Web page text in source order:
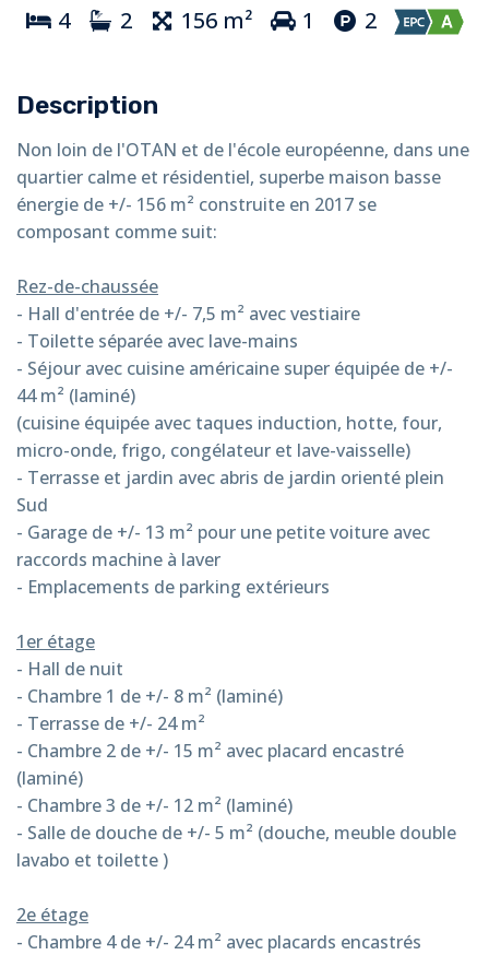
4 2 156 m² 1 2
Description
Non loin de l'OTAN et de l'école européenne, dans une
quartier calme et résidentiel, superbe maison basse
énergie de +/- 156 m² construite en 2017 se
composant comme suit:
Rez-de-chaussée
- Hall d'entrée de +/- 7,5 m² avec vestiaire
- Toilette séparée avec lave-mains
- Séjour avec cuisine américaine super équipée de +/-
44 m² (laminé)
(cuisine équipée avec taques induction, hotte, four,
micro-onde, frigo, congélateur et lave-vaisselle)
- Terrasse et jardin avec abris de jardin orienté plein
Sud
- Garage de +/- 13 m² pour une petite voiture avec
raccords machine à laver
- Emplacements de parking extérieurs
1er étage
- Hall de nuit
- Chambre 1 de +/- 8 m² (laminé)
- Terrasse de +/- 24 m²
- Chambre 2 de +/- 15 m² avec placard encastré
(laminé)
- Chambre 3 de +/- 12 m² (laminé)
- Salle de douche de +/- 5 m² (douche, meuble double
lavabo et toilette )
2e étage
- Chambre 4 de +/- 24 m² avec placards encastrés